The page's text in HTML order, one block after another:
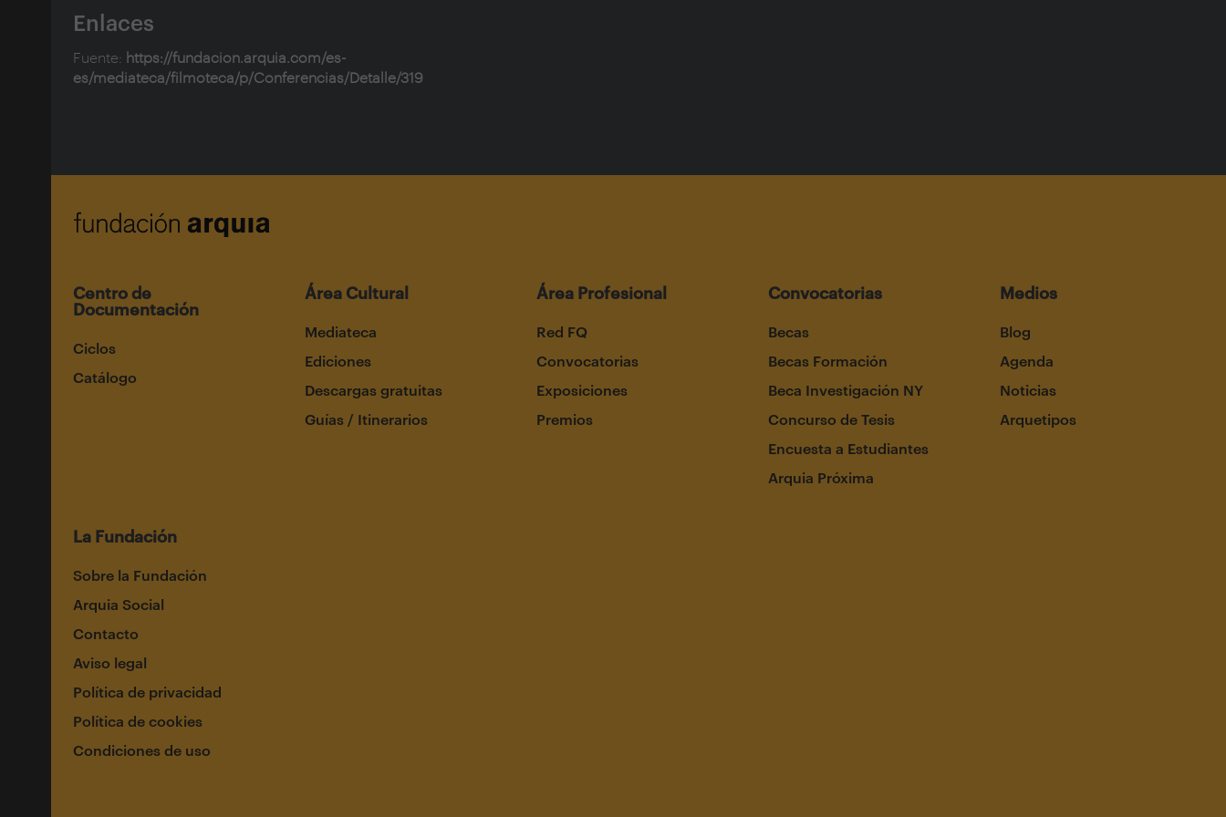
Enlaces
Fuente: https://fundacion.arquia.com/es-
es/mediateca/filmoteca/p/Conferencias/Detalle/319
Centro de
Documentación
Ciclos
Catálogo
Área Cultural
Mediateca
Ediciones
Descargas gratuitas
Guías / Itinerarios
Área Profesional
Red FQ
Convocatorias
Exposiciones
Premios
Convocatorias
Becas
Becas Formación
Beca Investigación NY
Concurso de Tesis
Encuesta a Estudiantes
Arquia Próxima
Medios
Blog
Agenda
Noticias
Arquetipos
La Fundación
Sobre la Fundación
Arquia Social
Contacto
Aviso legal
Política de privacidad
Política de cookies
Condiciones de uso